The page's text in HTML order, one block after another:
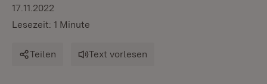
17.11.2022
Lesezeit: 1 Minute
Teilen Text vorlesen